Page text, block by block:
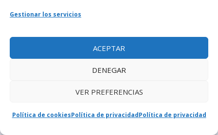
Gestionar los servicios
ACEPTAR
DENEGAR
VER PREFERENCIAS
Política de cookiesPolítica de privacidadPolítica de privacidad
Esteban Pichardo Tapia, Hortensia Pichardo
nació en La Habana, un 22 de enero de 1904,
Deja una respuesta
Tu dirección de correo electrónico no será